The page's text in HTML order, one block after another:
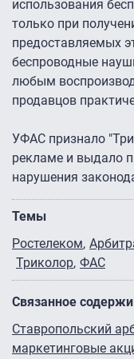
использования
только при
предоставляемых
беспроводные
любым
продавцов
УФАС признало
рекламе и выдало
нарушения
Темы
Ростелеком
Триколор ФАС
Связанное
Ставропольский
маркетинговые